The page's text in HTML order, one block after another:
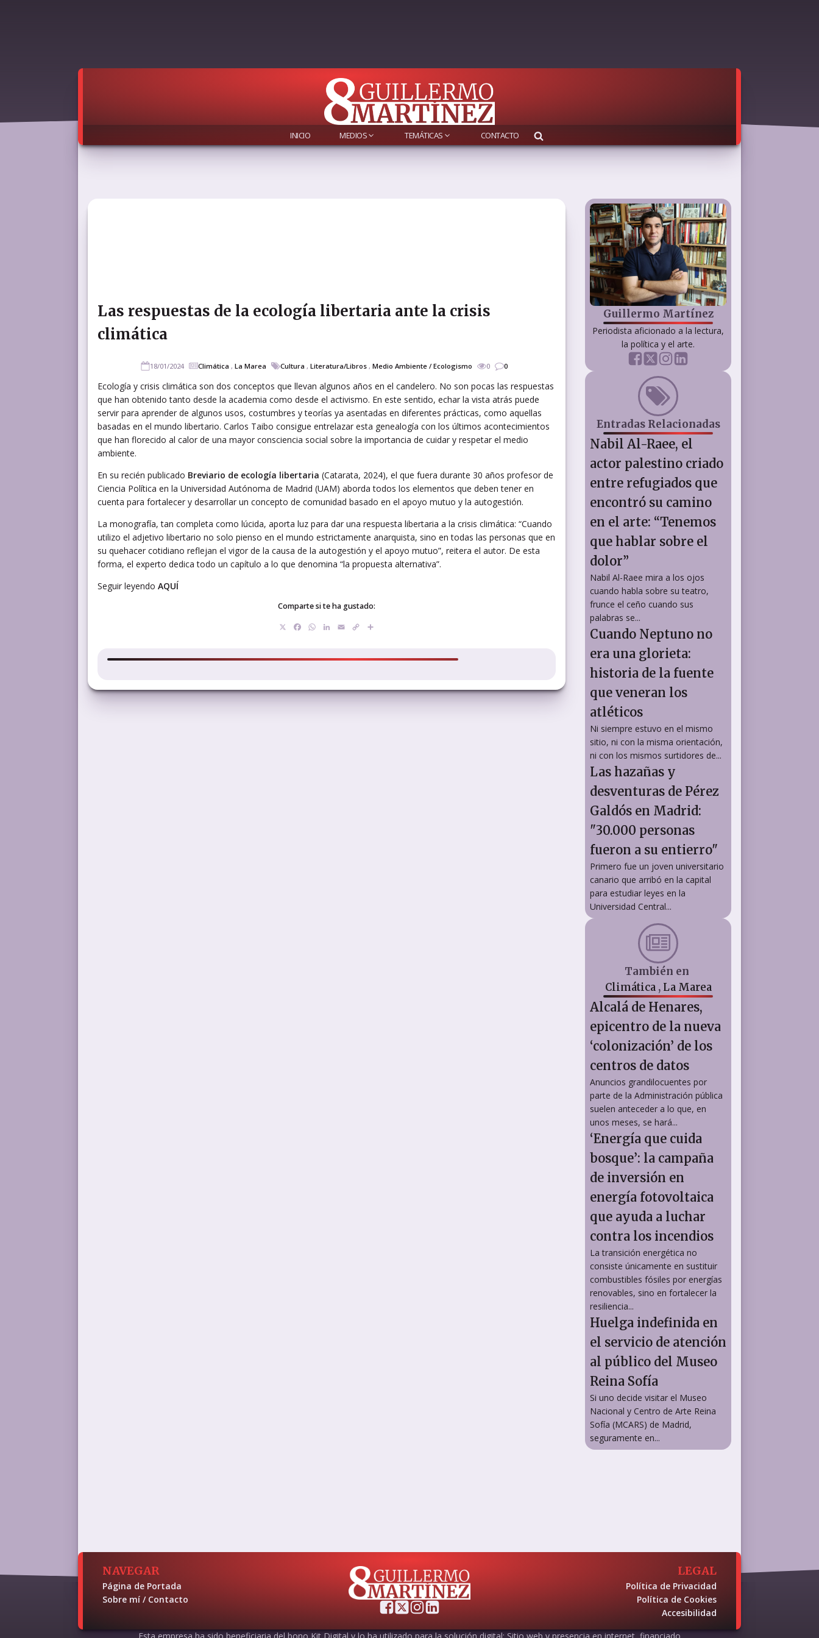
INICIO MEDIOS TEMÁTICAS CONTACTO
Las respuestas de la ecología libertaria ante la crisis
climática
18/01/2024 Climática , La Marea Cultura , Literatura/Libros , Medio Ambiente / Ecologismo 0 0
Ecología y crisis climática son dos conceptos que llevan algunos años en el candelero. No son pocas las respuestas
que han obtenido tanto desde la academia como desde el activismo. En este sentido, echar la vista atrás puede
servir para aprender de algunos usos, costumbres y teorías ya asentadas en diferentes prácticas, como aquellas
basadas en el mundo libertario. Carlos Taibo consigue entrelazar esta genealogía con los últimos acontecimientos
que han florecido al calor de una mayor consciencia social sobre la importancia de cuidar y respetar el medio
ambiente.
En su recién publicado Breviario de ecología libertaria (Catarata, 2024), el que fuera durante 30 años profesor de
Ciencia Política en la Universidad Autónoma de Madrid (UAM) aborda todos los elementos que deben tener en
cuenta para fortalecer y desarrollar un concepto de comunidad basado en el apoyo mutuo y la autogestión.
La monografía, tan completa como lúcida, aporta luz para dar una respuesta libertaria a la crisis climática: “Cuando
utilizo el adjetivo libertario no solo pienso en el mundo estrictamente anarquista, sino en todas las personas que en
su quehacer cotidiano reflejan el vigor de la causa de la autogestión y el apoyo mutuo”, reitera el autor. De esta
forma, el experto dedica todo un capítulo a lo que denomina “la propuesta alternativa”.
Seguir leyendo AQUÍ
Comparte si te ha gustado:
Facebook
WhatsApp
LinkedIn
EmailCopy
Guillermo Martínez
Periodista aficionado a la lectura,
la política y el arte.
Entradas Relacionadas
Nabil Al-Raee, el
actor palestino criado
entre refugiados que
encontró su camino
en el arte: “Tenemos
que hablar sobre el
dolor”
Nabil Al-Raee mira a los ojos
cuando habla sobre su teatro,
frunce el ceño cuando sus
palabras se...
Cuando Neptuno no
era una glorieta:
historia de la fuente
que veneran los
atléticos
Ni siempre estuvo en el mismo
sitio, ni con la misma orientación,
ni con los mismos surtidores de...
Las hazañas y
desventuras de Pérez
Galdós en Madrid:
"30.000 personas
fueron a su entierro"
Primero fue un joven universitario
canario que arribó en la capital
para estudiar leyes en la
Universidad Central...
También en
Climática, La Marea
Alcalá de Henares,
epicentro de la nueva
‘colonización’ de los
centros de datos
Anuncios grandilocuentes por
parte de la Administración pública
suelen anteceder a lo que, en
unos meses, se hará...
‘Energía que cuida
bosque’: la campaña
de inversión en
energía fotovoltaica
que ayuda a luchar
contra los incendios
La transición energética no
consiste únicamente en sustituir
combustibles fósiles por energías
renovables, sino en fortalecer la
resiliencia...
Huelga indefinida en
el servicio de atención
al público del Museo
Reina Sofía
Si uno decide visitar el Museo
Nacional y Centro de Arte Reina
Sofía (MCARS) de Madrid,
seguramente en...
NAVEGAR
Página de Portada
Sobre mí / Contacto
LEGAL
Política de Privacidad
Política de Cookies
Accesibilidad
Esta empresa ha sido beneficiaria del bono Kit Digital y lo ha utilizado para la solución digital: Sitio web y presencia en internet, financiado